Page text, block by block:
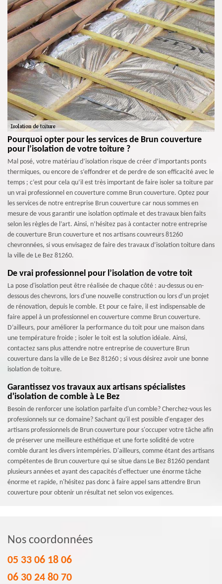
Pourquoi opter pour les services de Brun couverture
pour l’isolation de votre toiture ?
Mal posé, votre matériau d’isolation risque de créer d’importants ponts
thermiques, ou encore de s’effondrer et de perdre de son efficacité avec le
temps ; c’est pour cela qu’il est très important de faire isoler sa toiture par
un vrai professionnel en couverture comme Brun couverture. Optez pour
les services de notre entreprise Brun couverture car nous sommes en
mesure de vous garantir une isolation optimale et des travaux bien faits
selon les règles de l’art. Ainsi, n’hésitez pas à contacter notre entreprise
de couverture Brun couverture et nos artisans couvreurs 81260
chevronnées, si vous envisagez de faire des travaux d’isolation toiture dans
la ville de Le Bez 81260.
De vrai professionnel pour l’isolation de votre toit
La pose d'isolation peut être réalisée de chaque côté : au-dessus ou en-
dessous des chevrons, lors d'une nouvelle construction ou lors d’un projet
de rénovation, depuis le comble. Et pour ce faire, il est indispensable de
faire appel à un professionnel en couverture comme Brun couverture.
D’ailleurs, pour améliorer la performance du toit pour une maison dans
une température froide ; isoler le toit est la solution idéale. Ainsi,
contactez sans plus attendre notre entreprise de couverture Brun
couverture dans la ville de Le Bez 81260 ; si vous désirez avoir une bonne
isolation de toiture.
Garantissez vos travaux aux artisans spécialistes
d'isolation de comble à Le Bez
Besoin de renforcer une isolation parfaite d'un comble? Cherchez-vous les
professionnels sur ce domaine? Sachant qu'il est possible d'engager des
artisans professionnels de Brun couverture pour s'occuper votre tâche afin
de préserver une meilleure esthétique et une forte solidité de votre
comble durant les divers intempéries. D'ailleurs, comme étant des artisans
compétentes de Brun couverture qui se situe dans Le Bez 81260 pendant
plusieurs années et ayant des capacités d'effectuer une énorme tâche
énorme et rapide, n'hésitez pas donc à faire appel sans attendre Brun
couverture pour obtenir un résultat net selon vos exigences.
Nos coordonnées
05 33 06 18 06
06 30 24 80 70